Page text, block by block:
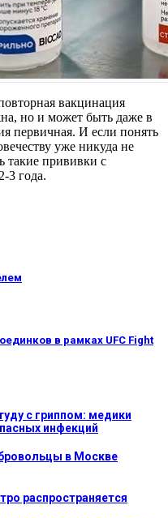
вакцинация
но и может быть даже в
первичная. И если понять
уже никуда не
такие прививки с
3 года.
в рамках UFC Fight
с гриппом: медики
инфекций
в Москве
распространяется